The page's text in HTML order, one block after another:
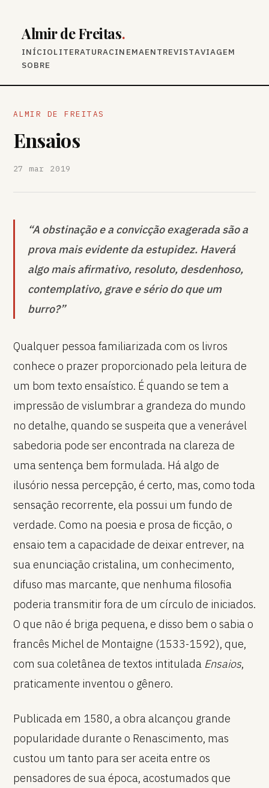
Almir de Freitas.
INÍCIOLITERATURACINEMAENTREVISTAVIAGEM
SOBRE
ALMIR DE FREITAS
Ensaios
27 mar 2019
“A obstinação e a convicção exagerada são a
prova mais evidente da estupidez. Haverá
algo mais afirmativo, resoluto, desdenhoso,
contemplativo, grave e sério do que um
burro?”
Qualquer pessoa familiarizada com os livros
conhece o prazer proporcionado pela leitura de
um bom texto ensaístico. É quando se tem a
impressão de vislumbrar a grandeza do mundo
no detalhe, quando se suspeita que a venerável
sabedoria pode ser encontrada na clareza de
uma sentença bem formulada. Há algo de
ilusório nessa percepção, é certo, mas, como toda
sensação recorrente, ela possui um fundo de
verdade. Como na poesia e prosa de ficção, o
ensaio tem a capacidade de deixar entrever, na
sua enunciação cristalina, um conhecimento,
difuso mas marcante, que nenhuma filosofia
poderia transmitir fora de um círculo de iniciados.
O que não é briga pequena, e disso bem o sabia o
francês Michel de Montaigne (1533-1592), que,
com sua coletânea de textos intitulada Ensaios,
praticamente inventou o gênero.
Publicada em 1580, a obra alcançou grande
popularidade durante o Renascimento, mas
custou um tanto para ser aceita entre os
pensadores de sua época, acostumados que